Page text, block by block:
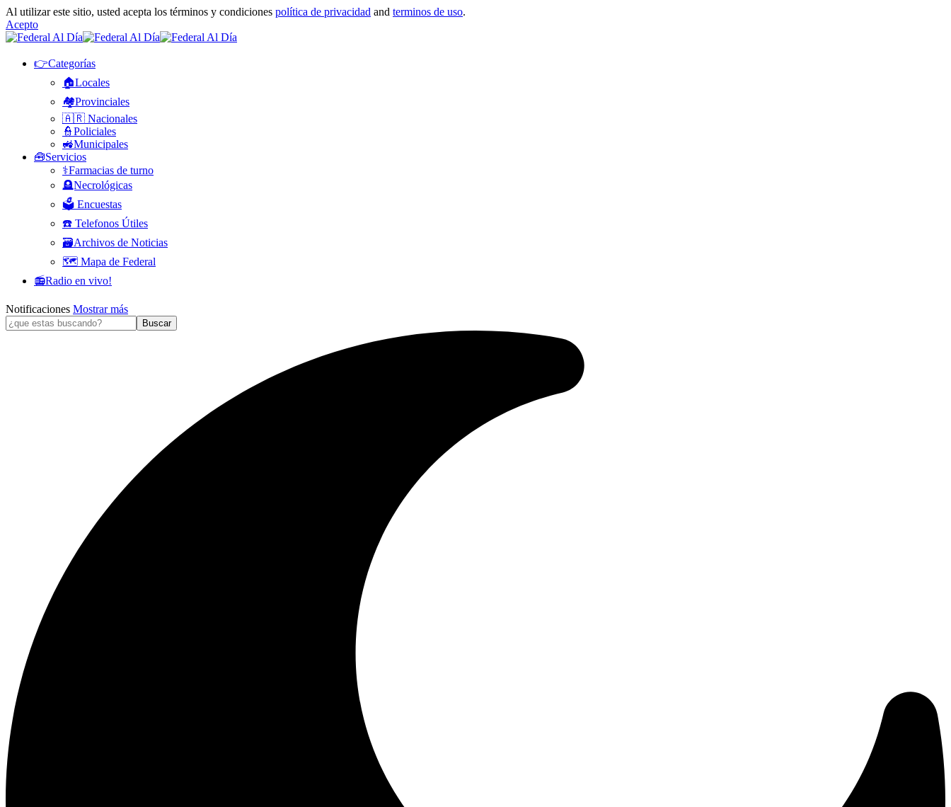
Al utilizar este sitio, usted acepta los términos y condiciones política de privacidad and terminos de uso.
Acepto
👉Categorías
🏠Locales
🏘️Provinciales
🇦🇷 Nacionales
👮Policiales
🚜Municipales
🧰Servicios
⚕️Farmacias de turno
🪦Necrológicas
🗳️ Encuestas
☎️ Telefonos Útiles
🗃️Archivos de Noticias
🗺️ Mapa de Federal
📻Radio en vivo!
Notificaciones Mostrar más